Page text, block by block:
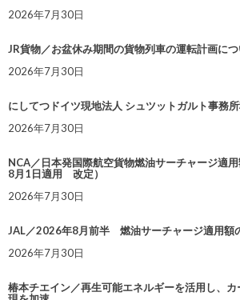
2026年7月30日
JR貨物／お盆休み期間の貨物列車の運転計画に
2026年7月30日
にしてつドイツ現地法人 シュツットガルト事務
2026年7月30日
NCA／日本発国際航空貨物燃油サーチャージ適
8月1日適用 改定）
2026年7月30日
JAL／2026年8月前半 燃油サーチャージ適用額
2026年7月30日
椿本チエイン／再生可能エネルギーを活用し、